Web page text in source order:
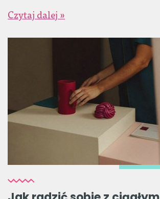
Czytaj dalej »